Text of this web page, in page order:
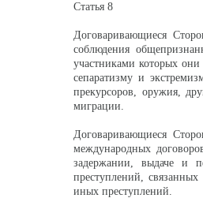
Статья 8
Договаривающиеся
соблюдения
участниками которых они
сепаратизму и
прекурсоров, оружия,
миграции.
Договаривающиеся
международных
задержании, выдаче и
преступлений, связанных
иных преступлений.